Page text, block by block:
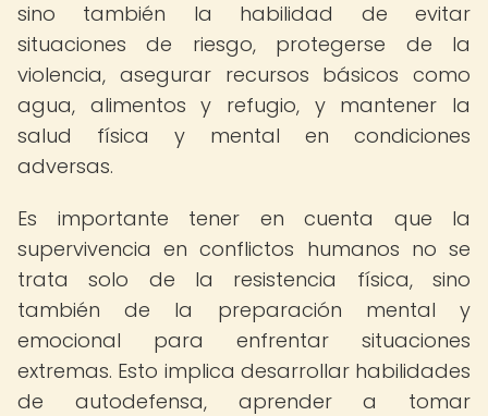
sino también la habilidad de evitar
situaciones de riesgo, protegerse de la
violencia, asegurar recursos básicos como
agua, alimentos y refugio, y mantener la
salud física y mental en condiciones
adversas.
Es importante tener en cuenta que la
supervivencia en conflictos humanos no se
trata solo de la resistencia física, sino
también de la preparación mental y
emocional para enfrentar situaciones
extremas. Esto implica desarrollar habilidades
de autodefensa, aprender a tomar